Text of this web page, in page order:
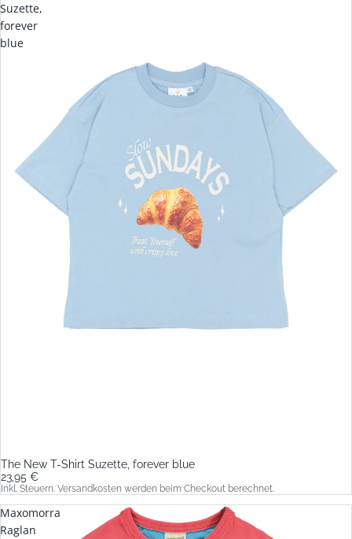
Suzette,
forever
blue
The New T-Shirt Suzette, forever blue
23,95 €
Inkl. Steuern. Versandkosten werden beim Checkout berechnet.
Maxomorra
Raglan